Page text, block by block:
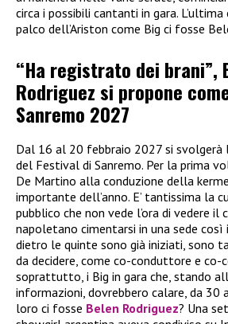
circa i possibili cantanti in gara.
palco dell’Ariston come Big ci fosse
“Ha registrato dei brani”,
Rodriguez si propone
Sanremo 2027
Dal 16 al 20 febbraio 2027 si svolgerà
del Festival di Sanremo. Per la prima
De Martino alla conduzione della
importante dell’anno. E’ tantissima la
pubblico che non vede l’ora di vedere il
napoletano cimentarsi in una sede
dietro le quinte sono già iniziati, sono
da decidere, come co-conduttore e co-
soprattutto, i Big in gara che, stando
informazioni, dovrebbero calare, da 30
loro ci fosse Belen Rodriguez? Una